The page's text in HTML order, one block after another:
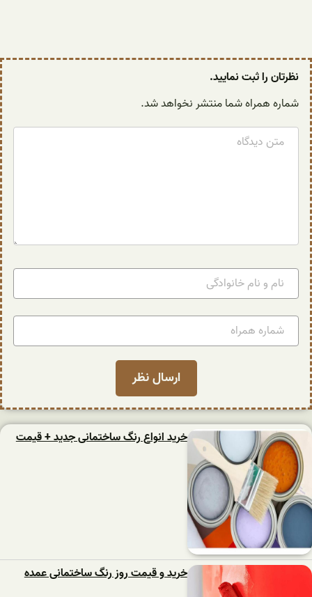
نظرتان را ثبت نمایید.
شماره همراه شما منتشر نخواهد شد.
خرید انواع رنگ ساختمانی جدید + قیمت
خرید و قیمت روز رنگ ساختمانی عمده